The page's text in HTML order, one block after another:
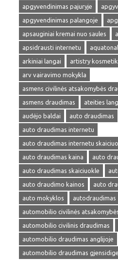
apgyvendinimas pajuryje
apgyvendinimas palangoje
apsauginiai kremai nuo saules
apsidrausti internetu
arkiniai langai
artistry
arv vairavimo mokykla
asmens civilinės atsakomybės
asmens draudimas
ateities
audėjo baldai
auto draudimas
auto draudimas internetu
auto draudimas internetu
auto draudimas kaina
auto
auto draudimas skaiciuokle
auto draudimo kainos
auto
auto mokyklos
autodraudimas
automobilio civilinės
automobilio civilinis draudimas
automobilio draudimas anglijoje
automobilio draudimas gjensidige